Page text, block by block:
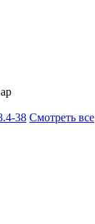
38 Смотреть все